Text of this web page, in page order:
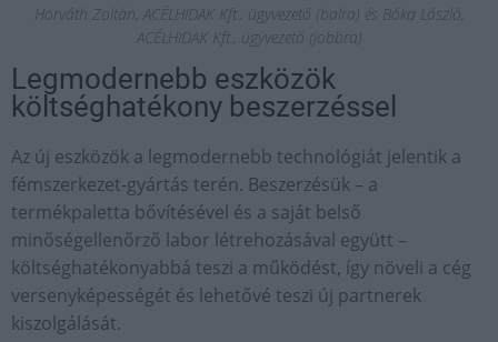
Horváth Zoltán, ACÉLHIDAK Kft., ügyvezető (balra) és Bóka László,
ACÉLHIDAK Kft., ügyvezető (jobbra)
Legmodernebb eszközök
költséghatékony beszerzéssel
Az új eszközök a legmodernebb technológiát jelentik a
fémszerkezet-gyártás terén. Beszerzésük – a
termékpaletta bővítésével és a saját belső
minőségellenőrző labor létrehozásával együtt –
költséghatékonyabbá teszi a működést, így növeli a cég
versenyképességét és lehetővé teszi új partnerek
kiszolgálását.